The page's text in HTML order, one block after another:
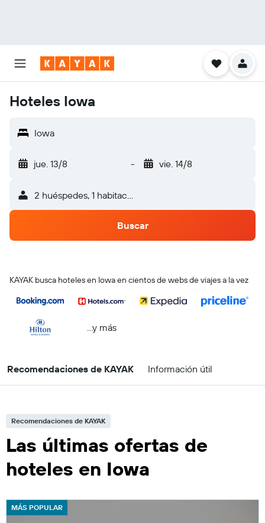
Hoteles Iowa
Iowa
jue. 13/8 - vie. 14/8
2 huéspedes, 1 habitación
Buscar
KAYAK busca hoteles en Iowa en cientos de webs de viajes a la vez
...y más
Recomendaciones de KAYAK Información útil
Recomendaciones de KAYAK
Las últimas ofertas de
hoteles en Iowa
MÁS POPULAR